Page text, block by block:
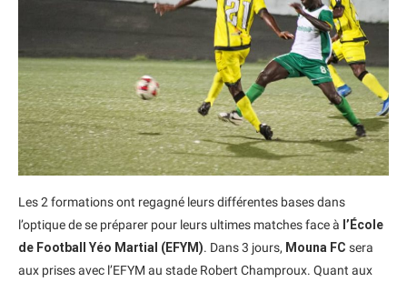
Les 2 formations ont regagné leurs différentes bases dans
l’optique de se préparer pour leurs ultimes matches face à l’École
de Football Yéo Martial (EFYM). Dans 3 jours, Mouna FC sera
aux prises avec l’EFYM au stade Robert Champroux. Quant aux